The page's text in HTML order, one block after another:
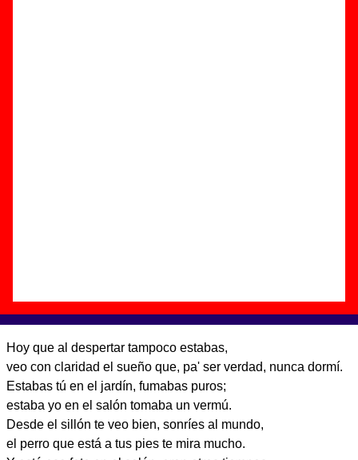
Hoy que al despertar tampoco estabas,
veo con claridad el sueño que, pa' ser verdad, nunca dormí.
Estabas tú en el jardín, fumabas puros;
estaba yo en el salón tomaba un vermú.
Desde el sillón te veo bien, sonríes al mundo,
el perro que está a tus pies te mira mucho.